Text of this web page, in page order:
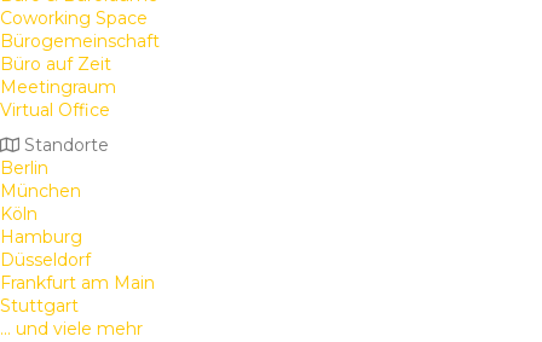
Coworking Space
Bürogemeinschaft
Büro auf Zeit
Meetingraum
Virtual Office
Standorte
Berlin
München
Köln
Hamburg
Düsseldorf
Frankfurt am Main
Stuttgart
... und viele mehr